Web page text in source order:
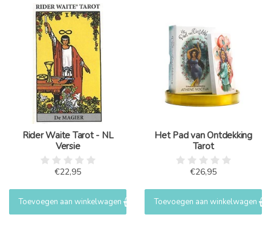
Rider Waite Tarot - NL
Versie
€22,95
Toevoegen aan winkelwagen
Het Pad van Ontdekking
Tarot
€26,95
Toevoegen aan winkelwagen